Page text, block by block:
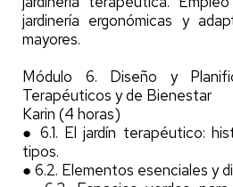
jardinería ergonómicas y
mayores.
Módulo 6. Diseño y
Terapéuticos y de Bienestar
Karin (4 horas)
● 6.1. El jardín terapéutico:
tipos.
● 6.2. Elementos esenciales y